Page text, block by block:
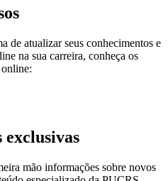
de atualizar seus conhecimentos e
na sua carreira, conheça os
online:
exclusivas
mão informações sobre novos